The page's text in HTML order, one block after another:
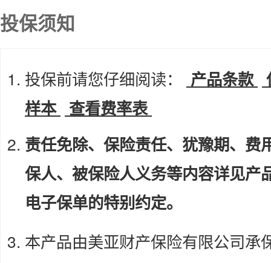
投保须知
投保前请您仔细阅读： 产品条款
样本 查看费率表
责任免除、保险责任、犹豫期、费
保人、被保险人义务等内容详见产
电子保单的特别约定。
本产品由美亚财产保险有限公司承